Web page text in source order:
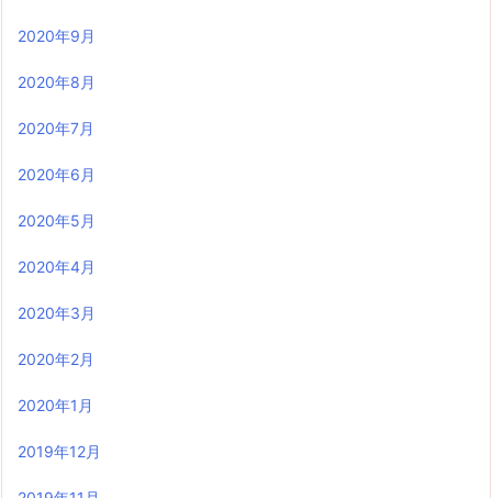
2020年9月
2020年8月
2020年7月
2020年6月
2020年5月
2020年4月
2020年3月
2020年2月
2020年1月
2019年12月